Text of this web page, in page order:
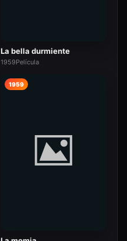
La bella durmiente
1959Película
1959